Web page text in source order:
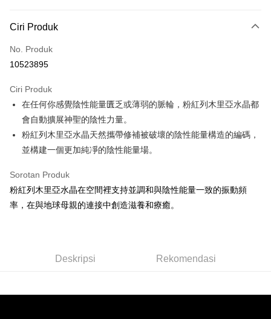
Kad Kredit (Bayaran Penuh)
Pengambilan di Kedai Serbaneka
Apple Pay
JKOPAY
Easy Wallet
Pilihan Penghantaran
Ciri Produk
No. Produk
10523895
Ciri Produk
在任何你感覺陰性能量匱乏或薄弱的脈輪，粉紅列木里亞水晶都
會自動擴展神聖的陰性力量。
粉紅列木里亞水晶天然攜帶修補被破壞的陰性能量構造的編碼，
並構建一個更加純凈的陰性能量場。
Sorotan Produk
粉紅列木里亞水晶在空間裡支持並調和與陰性能量一致的振動頻
率，在與地球母親的連接中創造滋養和療癒。
Deskripsi Rekomendasi